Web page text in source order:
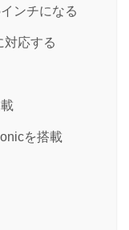
ンチになる
応する
を搭載